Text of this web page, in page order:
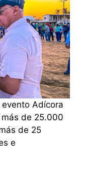
Adícora
de 25.000
de 25
e